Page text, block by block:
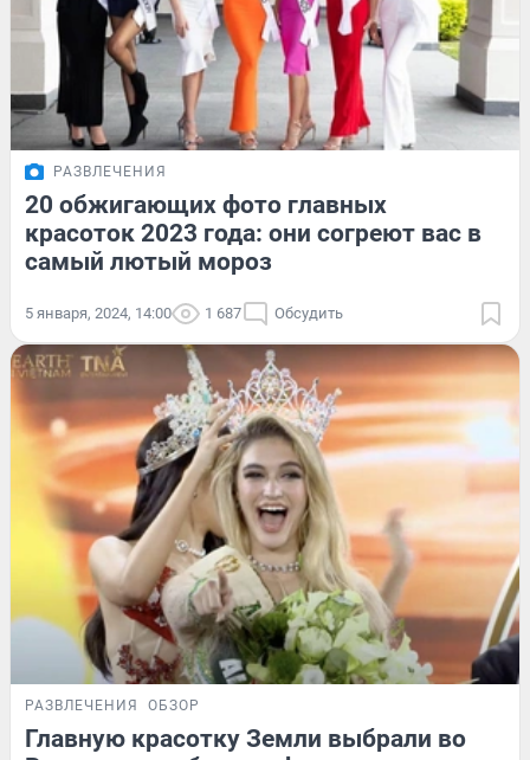
РАЗВЛЕЧЕНИЯ
20 обжигающих фото главных
красоток 2023 года: они согреют вас в
самый лютый мороз
5 января, 2024, 14:00 1 687 Обсудить
РАЗВЛЕЧЕНИЯ ОБЗОР
Главную красотку Земли выбрали во